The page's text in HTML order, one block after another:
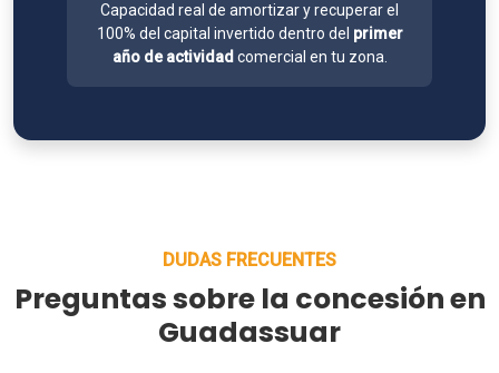
Capacidad real de amortizar y recuperar el
100% del capital invertido dentro del primer
año de actividad comercial en tu zona.
DUDAS FRECUENTES
Preguntas sobre la concesión en
Guadassuar